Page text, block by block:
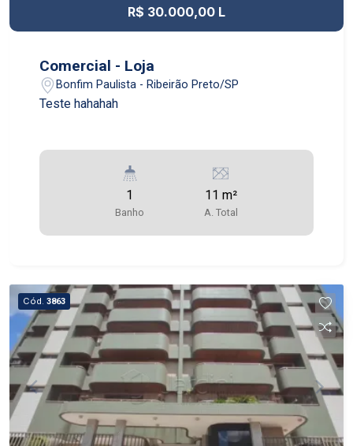
R$ 30.000,00 L
Comercial - Loja
Bonfim Paulista - Ribeirão Preto/SP
Teste hahahah
1
Banho
11 m²
A. Total
Cód. 3863